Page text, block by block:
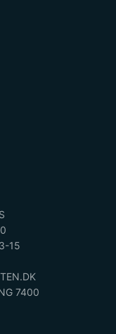
15
7400